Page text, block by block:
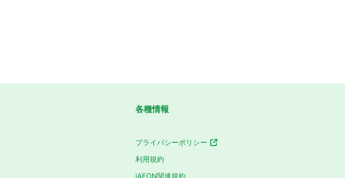
各種情報
プライバシーポリシー
利用規約
iAEON関連規約